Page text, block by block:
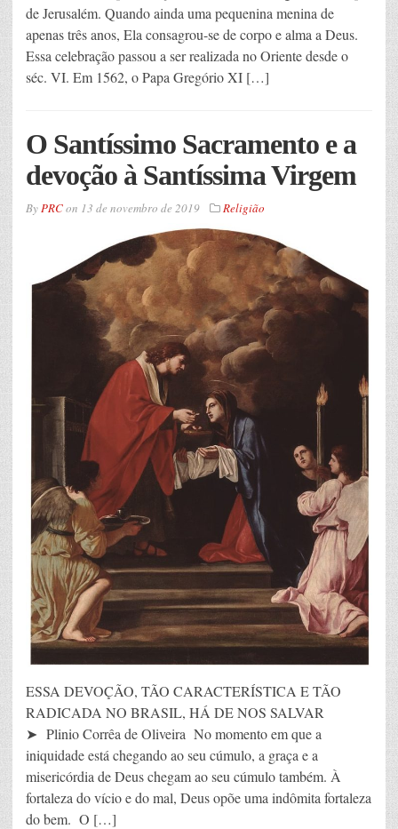
de Jerusalém. Quando ainda uma pequenina menina de
apenas três anos, Ela consagrou-se de corpo e alma a Deus.
Essa celebração passou a ser realizada no Oriente desde o
séc. VI. Em 1562, o Papa Gregório XI […]
O Santíssimo Sacramento e a
devoção à Santíssima Virgem
ByPRCon 13 de novembro de 2019 Religião
ESSA DEVOÇÃO, TÃO CARACTERÍSTICA E TÃO
RADICADA NO BRASIL, HÁ DE NOS SALVAR
➤ Plinio Corrêa de Oliveira No momento em que a
iniquidade está chegando ao seu cúmulo, a graça e a
misericórdia de Deus chegam ao seu cúmulo também. À
fortaleza do vício e do mal, Deus opõe uma indômita fortaleza
do bem. O […]